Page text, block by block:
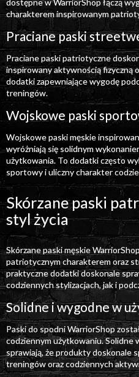
charakterem inspirowanym
Praciane paski
Praciane paski patriotyczne
inspirowany aktywnością fizyczną
dodatki zapewniające wygodę
treningów.
Wojskowe paski
Wojskowe paski męskie
wyróżniają się solidnym
użytkowania. To dodatki często
sportowy i uliczny charakter
Skórzane paski
styl życia
Skórzane paski męskie
patriotycznym charakterem oraz
praktyczne dodatki doskonale
codziennych stylizacjach, jak i
Solidne i wygodne w
Paski do spodni WarriorShop
codziennym użytkowaniu. Solidne
sprawiają, że produkty doskonale
treningów oraz codziennych